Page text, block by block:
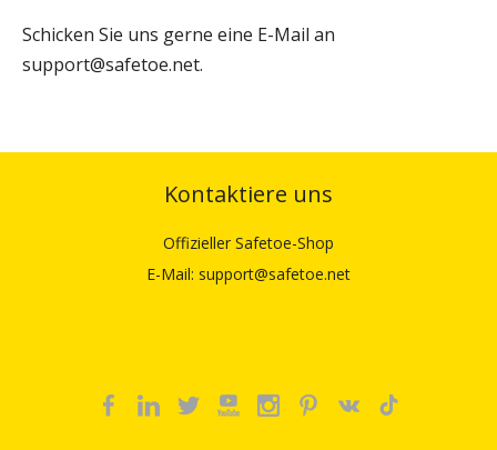
Schicken Sie uns gerne eine E-Mail an
support@safetoe.net.
Kontaktiere uns
Offizieller Safetoe-Shop
E-Mail: support@safetoe.net